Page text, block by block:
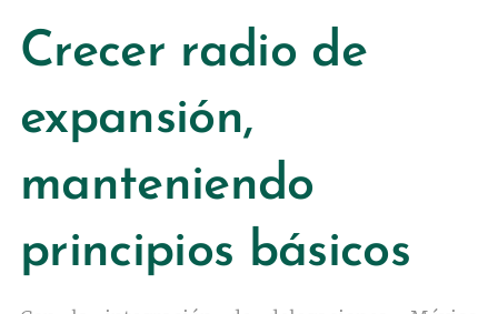
Crecer radio de
expansión,
manteniendo
principios básicos